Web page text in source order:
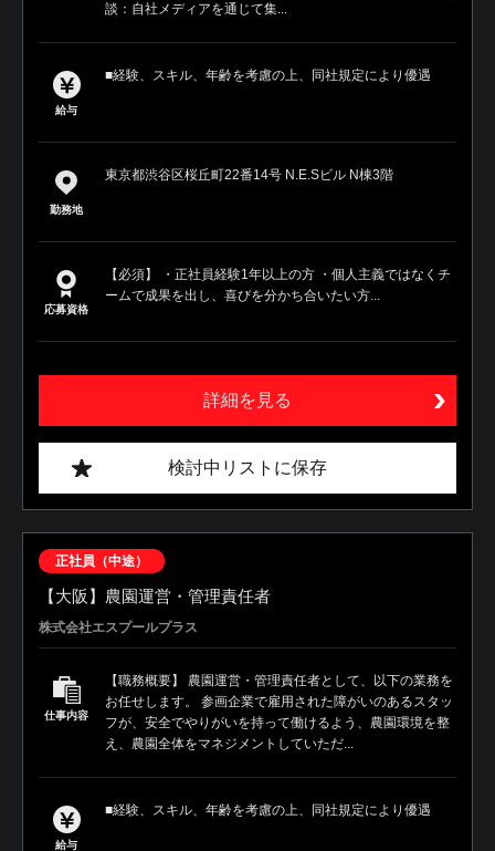
談：自社メディアを通じて集...
給与
■経験、スキル、年齢を考慮の上、同社規定により優遇
勤務地
東京都渋谷区桜丘町22番14号 N.E.Sビル N棟3階
応募資格
【必須】 ・正社員経験1年以上の方 ・個人主義ではなくチ
ームで成果を出し、喜びを分かち合いたい方...
詳細を見る
検討中リストに保存
正社員（中途）
【大阪】農園運営・管理責任者
株式会社エスプールプラス
仕事内容
【職務概要】 農園運営・管理責任者として、以下の業務を
お任せします。 参画企業で雇用された障がいのあるスタッ
フが、安全でやりがいを持って働けるよう、農園環境を整
え、農園全体をマネジメントしていただ...
給与
■経験、スキル、年齢を考慮の上、同社規定により優遇